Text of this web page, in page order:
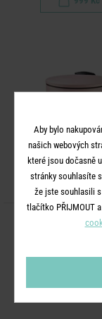
SIDE KICK
Odpadkový koš 3 l -
Aby bylo
našich webových
které jsou dočasně
stránky souhlasíte
že jste souhlasili
tlačítko PŘIJMOUT